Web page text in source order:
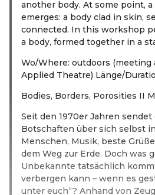
another body. At some point,
emerges: a body clad in skin,
connected. In this workshop
a body, formed together in a
Wo/Where: outdoors (meeting
Applied Theatre) Länge/
Bodies, Borders, Porosities II
Seit den 1970er Jahren
Botschaften über sich selbst
Menschen, Musik, beste
dem Weg zur Erde. Doch was
Unbekannte tatsächlich
verbergen kann – wenn es
unter euch“? Anhand von